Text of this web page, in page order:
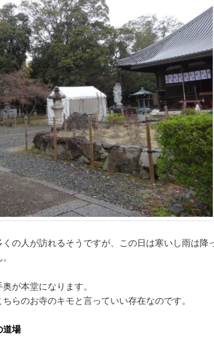
の人が訪れるそうですが、この日は寒いし雨は降
が本堂になります。
らのお寺のキモと言っていい存在なのです。
道場